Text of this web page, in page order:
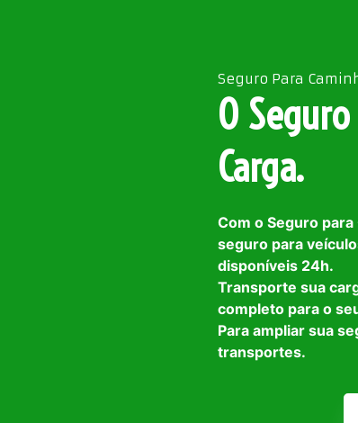
Seguro Para
O
Carga.
Com o Seguro
seguro para
disponíveis 24h.
Transporte sua
completo para o
Para ampliar sua
transportes.